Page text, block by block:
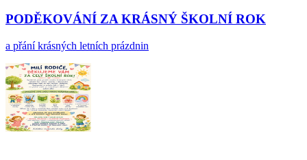
PODĚKOVÁNÍ ZA KRÁSNÝ ŠKOLNÍ ROK
a přání krásných letních prázdnin